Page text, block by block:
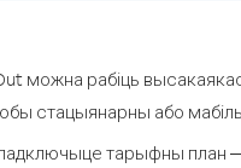
можна рабіць
стацыянарны або
тарыфны план —